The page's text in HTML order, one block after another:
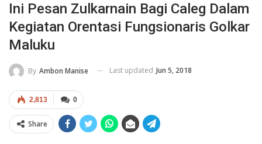
Ini Pesan Zulkarnain Bagi Caleg Dalam
Kegiatan Orentasi Fungsionaris Golkar
Maluku
By Ambon Manise Last updated Jun 5, 2018
0
2,813
Share